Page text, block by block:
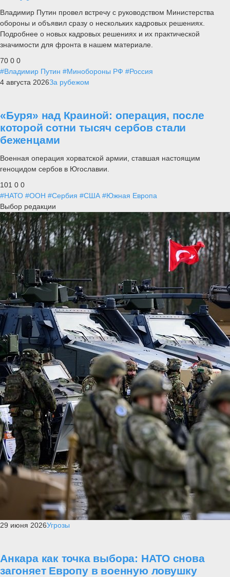
Владимир Путин провел встречу с руководством Министерства
обороны и объявил сразу о нескольких кадровых решениях.
Подробнее о новых кадровых решениях и их практической
значимости для фронта в нашем материале.
70 0 0
#Владимир Путин #Минобороны РФ #Россия
4 августа 2026За рубежом
«Буря» над Краиной: операция, после
которой сотни тысяч сербов стали
беженцами
Военная операция хорватской армии, ставшая настоящим
геноцидом сербов в Югославии.
101 0 0
#НАТО #ООН #Сербия #США #Южная Европа
Выбор редакции
29 июня 2026Угрозы
Анкара как точка выбора: НАТО снова
загоняет Европу в военную ловушку